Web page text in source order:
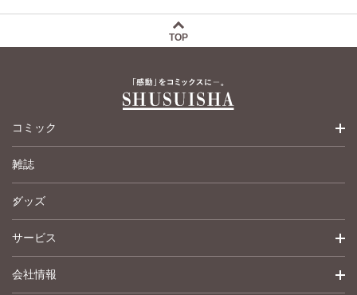
TOP
コミック
少女コミック
女性コミック
ペットコミック
青年コミック
雑誌
グッズ
サービス
詳細検索
会社情報